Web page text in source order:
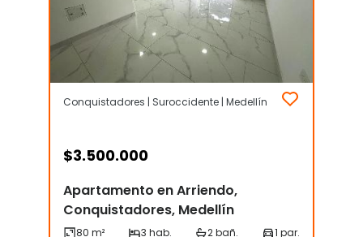
Conquistadores | Suroccidente | Medellín
$3.500.000
Apartamento en Arriendo,
Conquistadores, Medellín